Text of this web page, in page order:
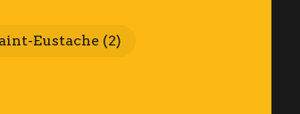
Eustache (2)